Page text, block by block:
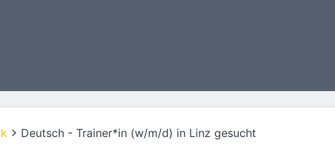
Deutsch - Trainer*in (w/m/d) in Linz gesucht